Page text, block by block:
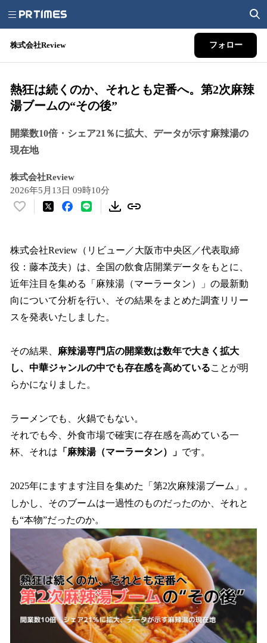
株式会社Review フォロー
熱狂は続くのか、それとも定番へ。第2次麻辣
湯ブームの“その後”
開業数10倍・シェア21％に拡大、データが示す麻辣湯の
現在地
株式会社Review
2026年5月13日 09時10分
い
！
読
み
込
み
で
株式会社Review（リビュー／大阪市中央区／代表取締
役：藤本茂夫）は、全国の飲食店開業データをもとに、
近年注目を集める「麻辣湯（マーラータン）」の最新動
向について分析を行い、その結果をまとめた調査リリー
スを発表いたしました。
その結果、 麻辣湯専門店の開業数は数年で大きく拡大
し、中華ジャンルの中でも存在感を高めていることが明
らかになりました。
ラーメンでも、火鍋でもない。
それでも今、外食市場で確実に存在感を高めている一
杯、それは 「麻辣湯（マーラータン）」 です。
2025年にますます注目を集めた「第2次麻辣湯ブーム」。
しかし、そのブームは一過性のものだったのか、それと
も“本物”だったのか。